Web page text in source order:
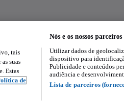
Experimenta a
tais
suas
Estas
de
Nós e os nossos
Utilizar dados de
dispositivo para
Publicidade e conteúdos
audiência e
Lista de parceiros